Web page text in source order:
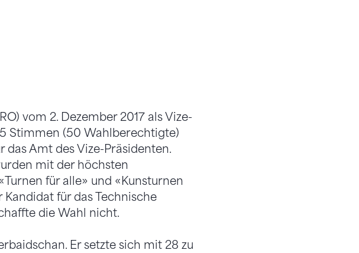
vom 2. Dezember 2017 als Vize-
Stimmen (50 Wahlberechtigte)
Amt des Vize-Präsidenten.
mit der höchsten
für alle» und «Kunsturnen
für das Technische
die Wahl nicht.
Er setzte sich mit 28 zu